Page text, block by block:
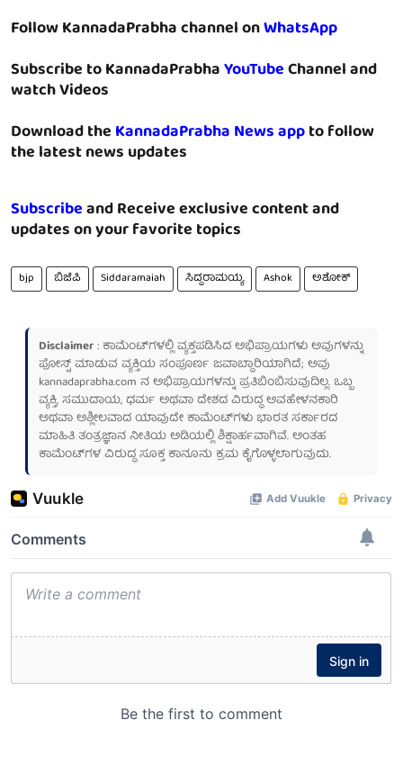
Follow KannadaPrabha channel onWhatsApp
Subscribe to KannadaPrabhaYouTubeChannel and
watch Videos
Download theKannadaPrabha News appto follow
the latest news updates
Subscribeand Receive exclusive content and
updates on your favorite topics
bjp ಬಿಜೆಪಿ Siddaramaiah ಸಿದ್ದರಾಮಯ್ಯ Ashok ಅಶೋಕ್
Disclaimer: ಕಾಮೆಂಟ್‌ಗಳಲ್ಲಿ ವ್ಯಕ್ತಪಡಿಸಿದ ಅಭಿಪ್ರಾಯಗಳು ಅವುಗಳನ್ನು
ಪೋಸ್ಟ್ ಮಾಡುವ ವ್ಯಕ್ತಿಯ ಸಂಪೂರ್ಣ ಜವಾಬ್ದಾರಿಯಾಗಿದೆ; ಅವು
kannadaprabha.com ನ ಅಭಿಪ್ರಾಯಗಳನ್ನು ಪ್ರತಿಬಿಂಬಿಸುವುದಿಲ್ಲ. ಒಬ್ಬ
ವ್ಯಕ್ತಿ, ಸಮುದಾಯ, ಧರ್ಮ ಅಥವಾ ದೇಶದ ವಿರುದ್ಧ ಅವಹೇಳನಕಾರಿ
ಅಥವಾ ಅಶ್ಲೀಲವಾದ ಯಾವುದೇ ಕಾಮೆಂಟ್‌ಗಳು ಭಾರತ ಸರ್ಕಾರದ
ಮಾಹಿತಿ ತಂತ್ರಜ್ಞಾನ ನೀತಿಯ ಅಡಿಯಲ್ಲಿ ಶಿಕ್ಷಾರ್ಹವಾಗಿವೆ. ಅಂತಹ
ಕಾಮೆಂಟ್‌ಗಳ ವಿರುದ್ಧ ಸೂಕ್ತ ಕಾನೂನು ಕ್ರಮ ಕೈಗೊಳ್ಳಲಾಗುವುದು.